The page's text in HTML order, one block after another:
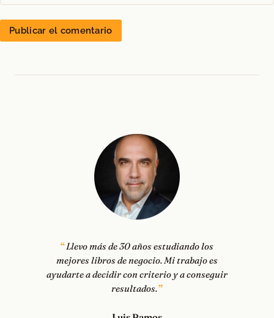
Llevo más de 30 años estudiando los
mejores libros de negocio. Mi trabajo es
ayudarte a decidir con criterio y a conseguir
resultados.